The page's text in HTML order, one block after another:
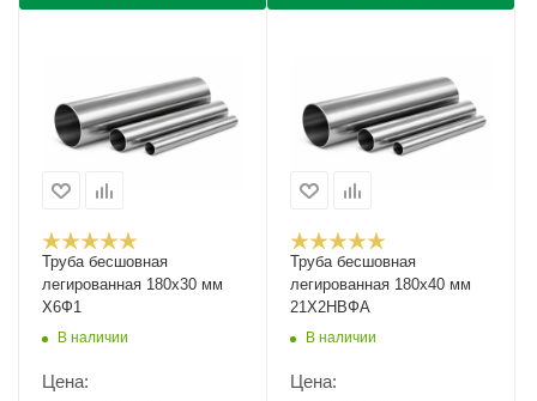
Труба бесшовная
легированная 180х30 мм
Х6Ф1
В наличии
Цена:
Труба бесшовная
легированная 180х40 мм
21Х2НВФА
В наличии
Цена: